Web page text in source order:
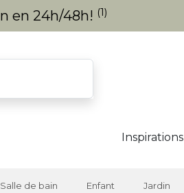
en 24h/48h! (1)
Inspirations
Salle de bain Enfant Jardin